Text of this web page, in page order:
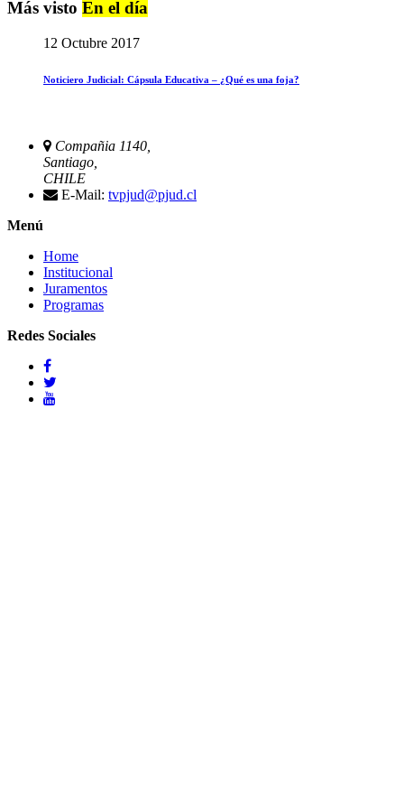
Más visto En el día
12 Octubre 2017
Noticiero Judicial: Cápsula Educativa – ¿Qué es una foja?
Compañia 1140,
Santiago,
CHILE
E-Mail: tvpjud@pjud.cl
Menú
Home
Institucional
Juramentos
Programas
Redes Sociales